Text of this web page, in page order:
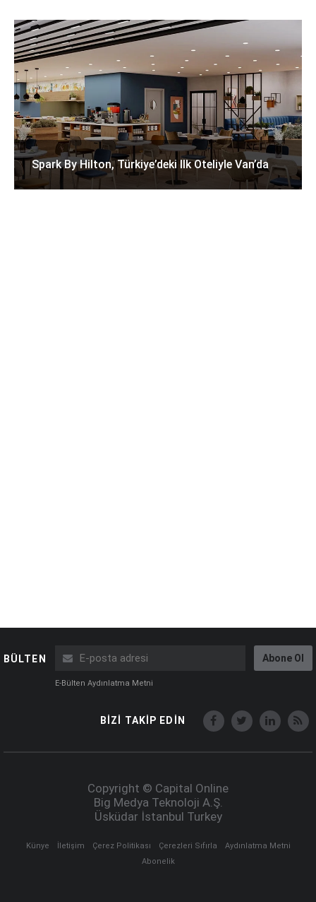
Spark By Hilton, Türkiye’deki Ilk Oteliyle Van’da
BÜLTEN Abone Ol
E-Bülten Aydınlatma Metni
BİZİ TAKİP EDİN
Copyright © Capital Online
Big Medya Teknoloji A.Ş.
Üsküdar İstanbul Turkey
Künye İletişim Çerez Politikası Çerezleri Sıfırla
Aydınlatma Metni
Abonelik